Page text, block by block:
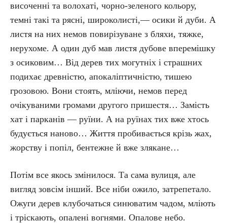
височенні та волохаті, чорно-зеленого кольору,
темні такі та рясні, широколисті,— осики й дуби. А
листя на них немов повирізуване з бляхи, тяжке,
нерухоме. А один дуб мав листя дубове вперемішку
з осиковим… Від дерев тих могутніх і страшних
подихає древністю, апокаліптичністю, тишею
грозовою. Вони стоять, мліючи, немов перед
очікуваними громами другого пришестя… Замість
хат і парканів — руїни. А на руїнах тих вже хтось
будується наново… Життя пробивається крізь жах,
жорству і попіл, бентежне й вже злякане…
Потім все якось змінилося. Та сама вулиця, але
вигляд зовсім інший. Все ніби ожило, затрепетало.
Ожуги дерев клубочаться синюватим чадом, мліють
і тріскають, опалені вогнями. Опалове небо.